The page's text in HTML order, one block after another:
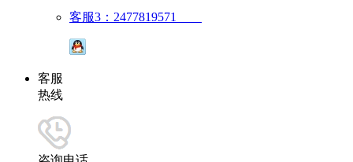
客服3：2477819571
客服
热线